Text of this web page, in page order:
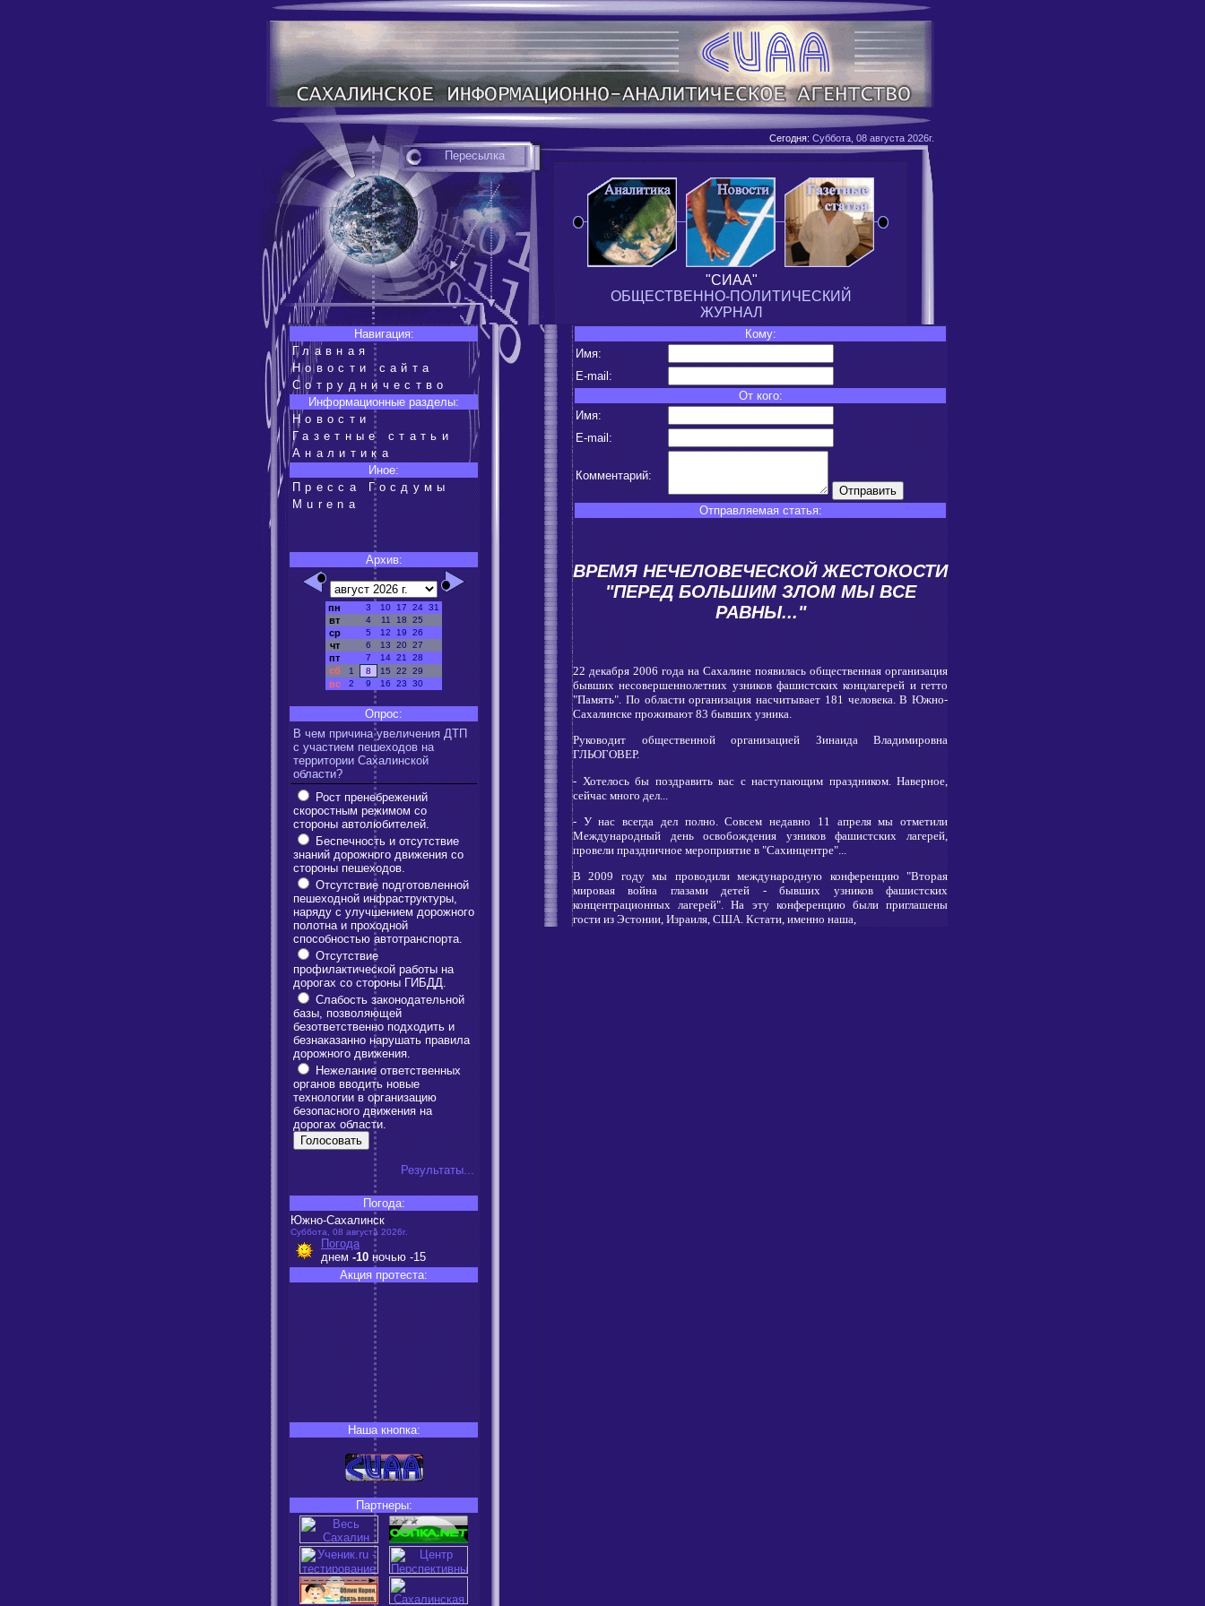
Сегодня: Суббота, 08 августа 2026г.
Пересылка
"СИАА"
ОБЩЕСТВЕННО-ПОЛИТИЧЕСКИЙ
ЖУРНАЛ
Навигация:
Главная
Новости сайта
Сотрудничество
Информационные разделы:
Новости
Газетные статьи
Аналитика
Иное:
Пресса Госдумы
Murena
Архив:
пн 3 10 17 24 31
вт 4 11 18 25
ср 5 12 19 26
чт 6 13 20 27
пт 7 14 21 28
сб 1 8 15 22 29
вс 2 9 16 23 30
Опрос:
В чем причина увеличения ДТП
с участием пешеходов на
территории Сахалинской
области?
Рост пренебрежений
скоростным режимом со
стороны автолюбителей.
Беспечность и отсутствие
знаний дорожного движения со
стороны пешеходов.
Отсутствие подготовленной
пешеходной инфраструктуры,
наряду с улучшением дорожного
полотна и проходной
способностью автотранспорта.
Отсутствие
профилактической работы на
дорогах со стороны ГИБДД.
Слабость законодательной
базы, позволяющей
безответственно подходить и
безнаказанно нарушать правила
дорожного движения.
Нежелание ответственных
органов вводить новые
технологии в организацию
безопасного движения на
дорогах области.
Результаты...
Погода:
Южно-Сахалинск
Суббота, 08 августа 2026г.
Погода
днем -10 ночью -15
Акция протеста:
Наша кнопка:
Партнеры:
Кому:
Имя:
E-mail:
От кого:
Имя:
E-mail:
Комментарий:
Отправляемая статья:
ВРЕМЯ НЕЧЕЛОВЕЧЕСКОЙ ЖЕСТОКОСТИ
"ПЕРЕД БОЛЬШИМ ЗЛОМ МЫ ВСЕ
РАВНЫ..."
22 декабря 2006 года на Сахалине появилась общественная организация
бывших несовершеннолетних узников фашистских концлагерей и гетто
"Память". По области организация насчитывает 181 человека. В Южно-
Сахалинске проживают 83 бывших узника.
Руководит общественной организацией Зинаида Владимировна
ГЛЬОГОВЕР.
- Хотелось бы поздравить вас с наступающим праздником. Наверное,
сейчас много дел...
- У нас всегда дел полно. Совсем недавно 11 апреля мы отметили
Международный день освобождения узников фашистских лагерей,
провели праздничное мероприятие в "Сахинцентре"...
В 2009 году мы проводили международную конференцию "Вторая
мировая война глазами детей - бывших узников фашистских
концентрационных лагерей". На эту конференцию были приглашены
гости из Эстонии, Израиля, США. Кстати, именно наша,